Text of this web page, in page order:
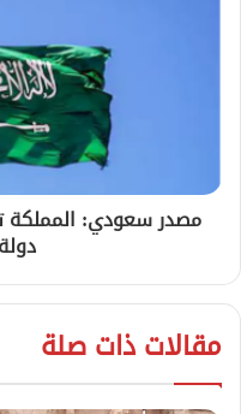
مصدر سعودي: المملكة
مقالات ذات صلة